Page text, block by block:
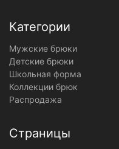
Категории
Мужские брюки
Детские брюки
Школьная форма
Коллекции брюк
Распродажа
Страницы